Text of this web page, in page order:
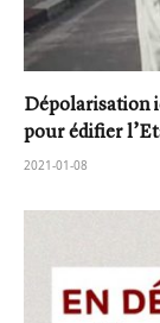
Dépolarisation
pour édifier
2021-01-08